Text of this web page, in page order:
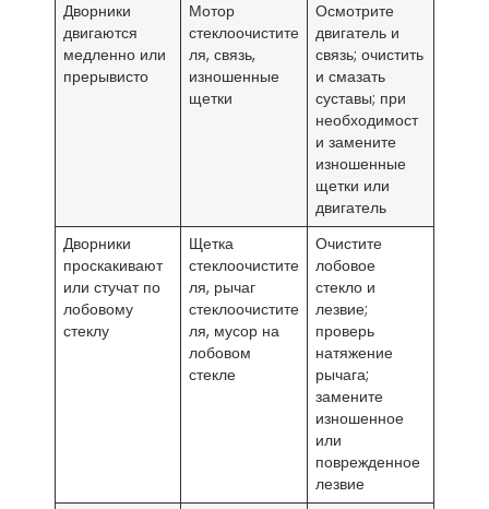
Дворники
двигаются
медленно или
прерывисто
Мотор
стеклоочистите
ля, связь,
изношенные
щетки
Осмотрите
двигатель и
связь; очистить
и смазать
суставы; при
необходимост
и замените
изношенные
щетки или
двигатель
Дворники
проскакивают
или стучат по
лобовому
стеклу
Щетка
стеклоочистите
ля, рычаг
стеклоочистите
ля, мусор на
лобовом
стекле
Очистите
лобовое
стекло и
лезвие;
проверь
натяжение
рычага;
замените
изношенное
или
поврежденное
лезвие